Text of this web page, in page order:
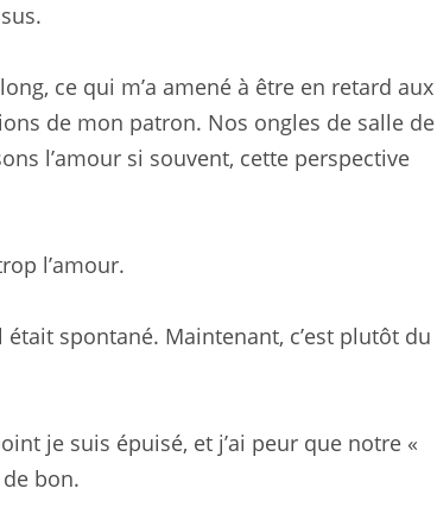
ce qui m’a amené à être en retard aux
de mon patron. Nos ongles de salle de
l’amour si souvent, cette perspective
l’amour.
était spontané. Maintenant, c’est plutôt du
je suis épuisé, et j’ai peur que notre «
bon.